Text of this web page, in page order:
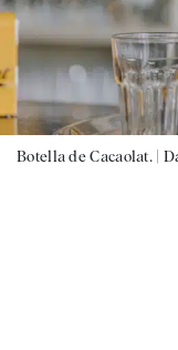
Botella de Cacaolat. |